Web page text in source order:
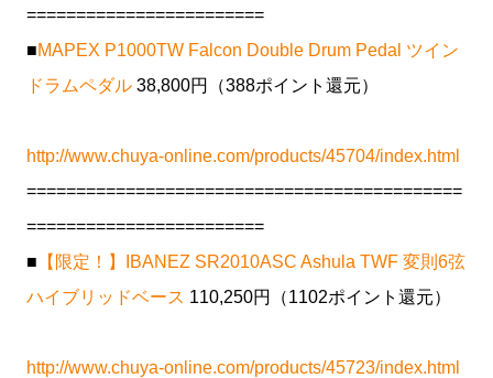
========================
■MAPEX P1000TW Falcon Double Drum Pedal ツイン
ドラムペダル 38,800円（388ポイント還元）
http://www.chuya-online.com/products/45704/index.html
============================================
========================
■ 【限定！】IBANEZ SR2010ASC Ashula TWF 変則6弦
ハイブリッドベース 110,250円（1102ポイント還元）
http://www.chuya-online.com/products/45723/index.html